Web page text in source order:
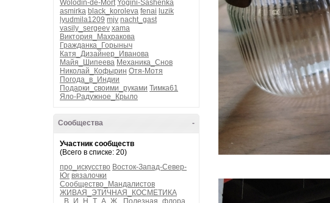
Wolodin-de-Mort Yogini-Sashenka
asmirka black_koroleva fenai luzik
lyudmila1209 mjv nacht_gast
vasily_sergeev xama
Виктория_Махракова
Гражданка_Горыныч
Катя_Дизайнер_Иванова
Майя_Шипеева Механика_Снов
Николай_Кофырин Отя-Мотя
Погода_в_Индии
Подарки_своими_руками Тимка61
Яло-Радужное_Крыло
-
Сообщества
Участник сообществ
(Всего в списке: 20)
про_искусство Восток-Запад-Север-
Юг вязалочки
Сообщество_Мандалистов
ЖИВАЯ_ЭТИЧНАЯ_КОСМЕТИКА
_В_И_Н_Т_А_Ж_
Полезная_флора